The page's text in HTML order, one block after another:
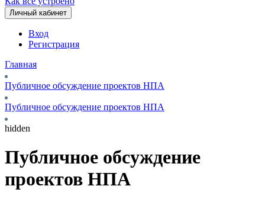
Личный кабинет
Вход
Регистрация
Главная
Публичное обсуждение проектов НПА
Публичное обсуждение проектов НПА
hidden
Публичное обсуждение
проектов НПА